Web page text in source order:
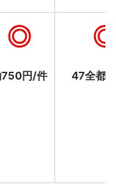
◎
円/件
◎
47全都